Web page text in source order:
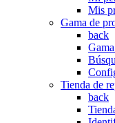
Mis
Gama de
back
Tienda de
back